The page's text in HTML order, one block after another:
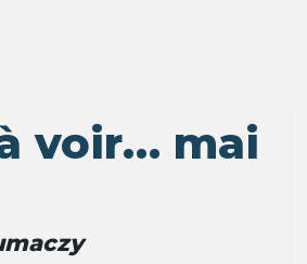
voir… mai